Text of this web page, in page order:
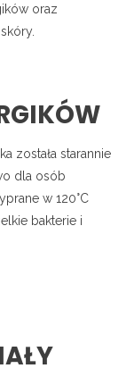
oraz
została starannie
dla osób
w 120°C
bakterie i